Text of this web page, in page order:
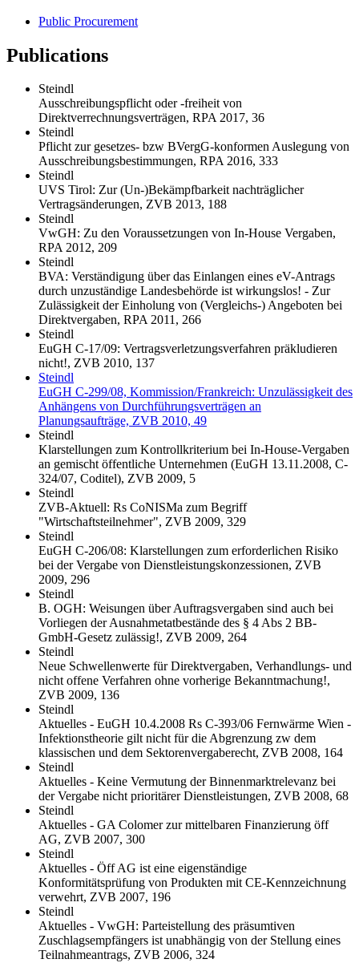
Public Procurement
Publications
Steindl
Ausschreibungspflicht oder -freiheit von
Direktverrechnungsverträgen, RPA 2017, 36
Steindl
Pflicht zur gesetzes- bzw BVergG-konformen Auslegung von
Ausschreibungsbestimmungen, RPA 2016, 333
Steindl
UVS Tirol: Zur (Un-)Bekämpfbarkeit nachträglicher
Vertragsänderungen, ZVB 2013, 188
Steindl
VwGH: Zu den Voraussetzungen von In-House Vergaben,
RPA 2012, 209
Steindl
BVA: Verständigung über das Einlangen eines eV-Antrags
durch unzuständige Landesbehörde ist wirkungslos! - Zur
Zulässigkeit der Einholung von (Vergleichs-) Angeboten bei
Direktvergaben, RPA 2011, 266
Steindl
EuGH C-17/09: Vertragsverletzungsverfahren präkludieren
nicht!, ZVB 2010, 137
Steindl
EuGH C-299/08, Kommission/Frankreich: Unzulässigkeit des
Anhängens von Durchführungsverträgen an
Planungsaufträge, ZVB 2010, 49
Steindl
Klarstellungen zum Kontrollkriterium bei In-House-Vergaben
an gemischt öffentliche Unternehmen (EuGH 13.11.2008, C-
324/07, Coditel), ZVB 2009, 5
Steindl
ZVB-Aktuell: Rs CoNISMa zum Begriff
"Wirtschaftsteilnehmer", ZVB 2009, 329
Steindl
EuGH C-206/08: Klarstellungen zum erforderlichen Risiko
bei der Vergabe von Dienstleistungskonzessionen, ZVB
2009, 296
Steindl
B. OGH: Weisungen über Auftragsvergaben sind auch bei
Vorliegen der Ausnahmetatbestände des § 4 Abs 2 BB-
GmbH-Gesetz zulässig!, ZVB 2009, 264
Steindl
Neue Schwellenwerte für Direktvergaben, Verhandlungs- und
nicht offene Verfahren ohne vorherige Bekanntmachung!,
ZVB 2009, 136
Steindl
Aktuelles - EuGH 10.4.2008 Rs C-393/06 Fernwärme Wien -
Infektionstheorie gilt nicht für die Abgrenzung zw dem
klassischen und dem Sektorenvergaberecht, ZVB 2008, 164
Steindl
Aktuelles - Keine Vermutung der Binnenmarktrelevanz bei
der Vergabe nicht prioritärer Dienstleistungen, ZVB 2008, 68
Steindl
Aktuelles - GA Colomer zur mittelbaren Finanzierung öff
AG, ZVB 2007, 300
Steindl
Aktuelles - Öff AG ist eine eigenständige
Konformitätsprüfung von Produkten mit CE-Kennzeichnung
verwehrt, ZVB 2007, 196
Steindl
Aktuelles - VwGH: Parteistellung des präsumtiven
Zuschlagsempfängers ist unabhängig von der Stellung eines
Teilnahmeantrags, ZVB 2006, 324